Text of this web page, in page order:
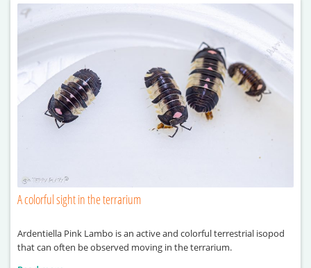
A colorful sight in the terrarium
Ardentiella Pink Lambo is an active and colorful terrestrial isopod
that can often be observed moving in the terrarium.